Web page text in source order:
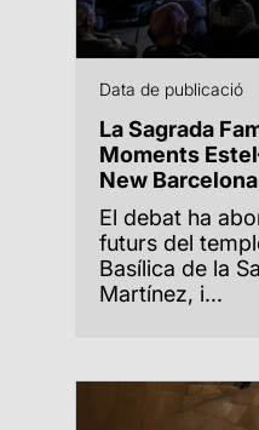
Data de publicació
La Sagrada
Moments
New
El debat ha
futurs del
Basílica de la
Martínez, i...